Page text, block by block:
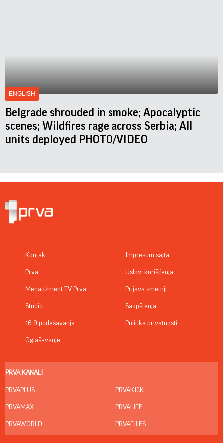
ENGLISH
Belgrade shrouded in smoke; Apocalyptic
scenes; Wildfires rage across Serbia; All
units deployed PHOTO/VIDEO
Kontakt
Prva
Menadžment TV Prva
Studio
16:9 podešavanja
Oglašavanje
Impresum sajta
Uslovi korišćenja
Prijava smetnji
Saopštenja
Politika privatnosti
PRVA KANALI
PRVAPLUS
PRVAMAX
PRVAWORLD
PRVAKICK
PRVALIFE
PRVAFILES